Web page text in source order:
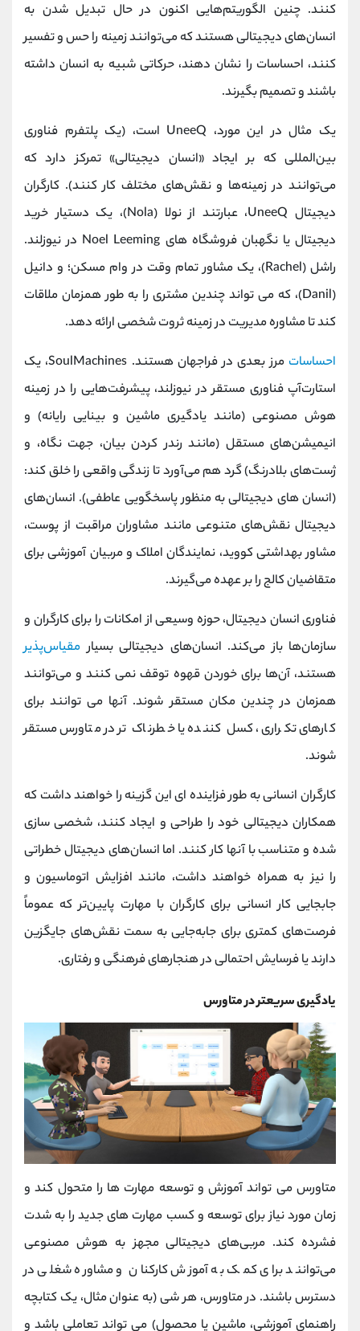
کنند. چنین الگوریتم‌هایی اکنون در حال تبدیل شدن به
انسان‌های دیجیتالی هستند که می‌توانند زمینه را حس و تفسیر
کنند، احساسات را نشان دهند، حرکاتی شبیه به انسان داشته
باشند و تصمیم بگیرند.
یک مثال در این مورد، UneeQ است، (یک پلتفرم فناوری
بین‌المللی که بر ایجاد «انسان دیجیتالی» تمرکز دارد که
می‌توانند در زمینه‌ها و نقش‌های مختلف کار کنند). کارگران
دیجیتال UneeQ، عبارتند از نولا (Nola)، یک دستیار خرید
دیجیتال یا نگهبان فروشگاه های Noel Leeming در نیوزلند.
راشل (Rachel)، یک مشاور تمام وقت در وام مسکن؛ و دانیل
(Danil)، که می تواند چندین مشتری را به طور همزمان ملاقات
کند تا مشاوره مدیریت در زمینه ثروت شخصی ارائه دهد.
احساسات
مرز بعدی در فراجهان هستند. SoulMachines، یک
استارت‌آپ فناوری مستقر در نیوزلند، پیشرفت‌هایی را در زمینه
هوش مصنوعی (مانند یادگیری ماشین و بینایی رایانه) و
انیمیشن‌های مستقل (مانند رندر کردن بیان، جهت نگاه، و
ژست‌های بلا‌درنگ) گرد هم می‌آورد تا زندگی واقعی را خلق کند:
(انسان های دیجیتالی به منظور پاسخگویی عاطفی). انسان‌های
دیجیتال نقش‌های متنوعی مانند مشاوران مراقبت از پوست،
مشاور بهداشتی کووید، نمایندگان املاک و مربیان آموزشی برای
متقاضیان کالج را بر عهده می‌گیرند.
فناوری انسان دیجیتال، حوزه وسیعی از امکانات را برای کارگران و
سازمان‌ها باز می‌کند. انسان‌های دیجیتالی بسیار مقیاس‌پذیر
هستند، آن‌ها برای خوردن قهوه توقف نمی کنند و می‌توانند
همزمان در چندین مکان مستقر شوند. آنها می توانند برای
کارهای تکراری، کسل کننده یا خطرناک تر در متاورس مستقر
شوند.
کارگران انسانی به طور فزاینده ای این گزینه را خواهند داشت که
همکاران دیجیتالی خود را طراحی و ایجاد کنند، شخصی سازی
شده و متناسب با آنها کار کنند. اما انسان‌های دیجیتال خطراتی
را نیز به همراه خواهند داشت، مانند افزایش اتوماسیون و
جابجایی کار انسانی برای کارگران با مهارت پایین‌تر که عموماً
فرصت‌های کمتری برای جابه‌جایی به سمت نقش‌های جایگزین
دارند یا فرسایش احتمالی در هنجارهای فرهنگی و رفتاری.
یادگیری سریعتر در متاورس
متاورس می تواند آموزش و توسعه مهارت ها را متحول کند و
زمان مورد نیاز برای توسعه و کسب مهارت های جدید را به شدت
فشرده کند. مربی‌های دیجیتالی مجهز به هوش مصنوعی
می‌توانند برای کمک به آموزش کارکنان و مشاوره شغلی در
دسترس باشند. در متاورس، هر شی (به عنوان مثال، یک کتابچه
راهنمای آموزشی، ماشین یا محصول) می تواند تعاملی باشد و